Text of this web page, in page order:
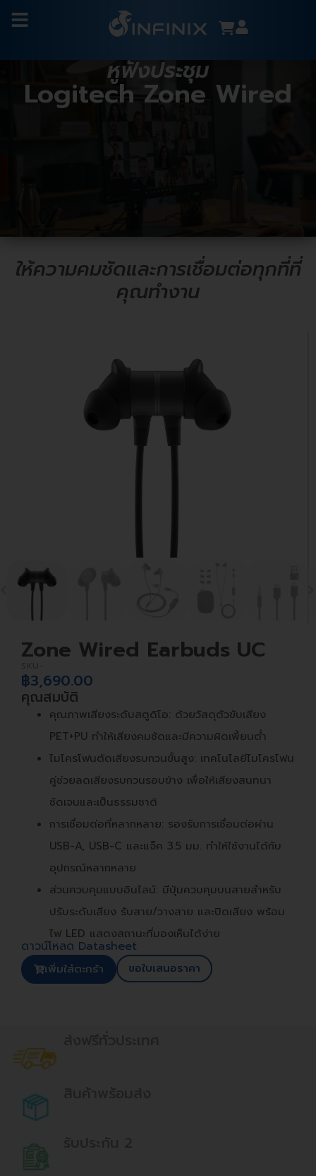
หูฟังประชุม
Logitech Zone Wired
ให้ความคมชัดและการเชื่อมต่อทุกที่ที่
คุณทำงาน
Zone Wired Earbuds UC
฿3,690.00
คุณสมบัติ
คุณภาพเสียงระดับสตูดิโอ: ด้วยวัสดุตัวขับเสียง
PET+PU ทำให้เสียงคมชัดและมีความผิดเพี้ยนต่ำ
ไมโครโฟนตัดเสียงรบกวนขั้นสูง: เทคโนโลยีไมโครโฟน
คู่ช่วยลดเสียงรบกวนรอบข้าง เพื่อให้เสียงสนทนา
ชัดเจนและเป็นธรรมชาติ
การเชื่อมต่อที่หลากหลาย: รองรับการเชื่อมต่อผ่าน
USB-A, USB-C และแจ็ค 3.5 มม. ทำให้ใช้งานได้กับ
อุปกรณ์หลากหลาย
ส่วนควบคุมแบบอินไลน์: มีปุ่มควบคุมบนสายสำหรับ
ปรับระดับเสียง รับสาย/วางสาย และปิดเสียง พร้อม
ไฟ LED แสดงสถานะที่มองเห็นได้ง่าย
ดาวน์โหลด Datasheet
เพิ่มใส่ตะกร้า ขอใบเสนอราคา